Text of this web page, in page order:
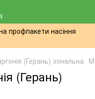
профпакети насіння
(Герань) зональна
(Герань)